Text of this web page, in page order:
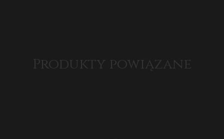
Produkty powiązane